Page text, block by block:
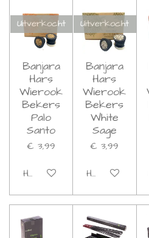
Uitverkocht
Banjara
Hars
Wierook
Bekers
Palo
Santo
€ 3,99
Houd mij op de hoogte
Uitverkocht
Banjara
Hars
Wierook
Bekers
White
Sage
€ 3,99
Houd mij op